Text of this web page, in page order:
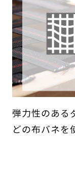
弾力性のある
どの布バネを